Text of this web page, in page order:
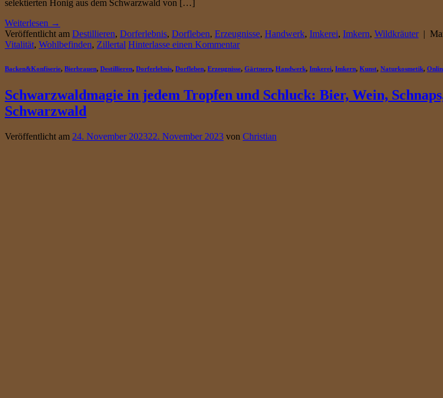
selektierten Honig aus dem Schwarzwald von […]
Weiterlesen →
Veröffentlicht am Destillieren, Dorferlebnis, Dorfleben, Erzeugnisse, Handwerk, Imkerei, Imkern, Wildkräuter |
Vitalität, Wohlbefinden, Zillertal Hinterlasse einen Kommentar
Backen&Konfiserie, Bierbrauen, Destillieren, Dorferlebnis, Dorfleben, Erzeugnisse, Gärtnern, Handwerk, Imkerei, Imkern, Kunst, Naturkosmetik,
Schwarzwaldmagie in jedem Tropfen und Schluck: Bier, Wein,
Schwarzwald
Veröffentlicht am 24. November 202322. November 2023 von Christian